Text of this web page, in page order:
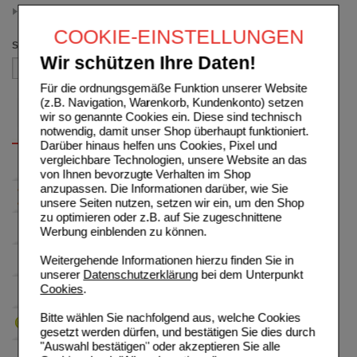
COOKIE-EINSTELLUNGEN
Wir schützen Ihre Daten!
Für die ordnungsgemäße Funktion unserer Website
(z.B. Navigation, Warenkorb, Kundenkonto) setzen
wir so genannte Cookies ein. Diese sind technisch
notwendig, damit unser Shop überhaupt funktioniert.
Darüber hinaus helfen uns Cookies, Pixel und
vergleichbare Technologien, unsere Website an das
von Ihnen bevorzugte Verhalten im Shop
anzupassen. Die Informationen darüber, wie Sie
unsere Seiten nutzen, setzen wir ein, um den Shop
zu optimieren oder z.B. auf Sie zugeschnittene
Werbung einblenden zu können.
Weitergehende Informationen hierzu finden Sie in
unserer Datenschutzerklärungbei dem Unterpunkt
Cookies.
Bitte wählen Sie nachfolgend aus, welche Cookies
gesetzt werden dürfen, und bestätigen Sie dies durch
"Auswahl bestätigen" oder akzeptieren Sie alle
Sortieren nach